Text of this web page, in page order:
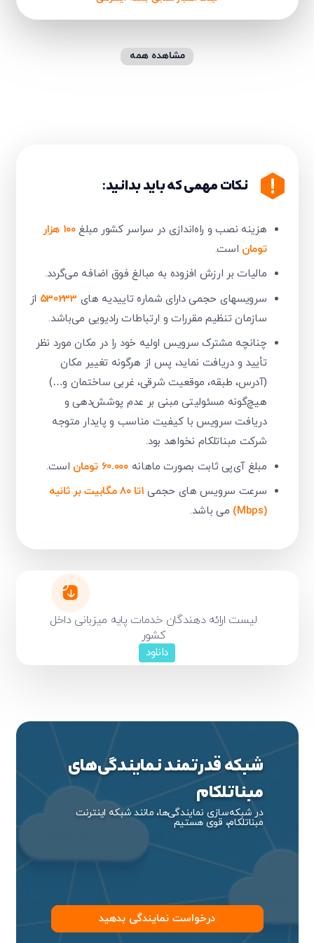
مشاهده همه
نکات مهمی که باید بدانید:
هزینه نصب و راه‌اندازی در سراسر کشور مبلغ
۱۰۰ هزار
تومان است.
مالیات بر ارزش افزوده به مبالغ فوق اضافه می‌گردد.​
سرویسهای حجمی دارای شماره تاییدیه های ۵30233 از
سازمان تنظیم مقررات و ارتباطات رادیویی می‌باشد.
چنانچه مشترک سرویس اولیه خود را در مکان مورد نظر
تأیید و دریافت نماید، پس از هرگونه تغییر مکان
(آدرس، طبقه، موقعیت شرقی، غربی ساختمان و…)
هیچ‌گونه مسئولیتی مبنی بر عدم پوشش‌دهی و
دریافت سرویس با کیفیت مناسب و پایدار متوجه
شرکت مبناتلکام نخواهد بود.
مبلغ آی‌پی ثابت بصورت ماهانه60.۰۰۰ تومان
است.
سرعت سرویس های حجمی
۱تا ۸۰ مگابیت بر ثانیه
(Mbps)
می باشد.
لیست ارائه دهندگان خدمات پایه میزبانی داخل
کشور
دانلود
شبکه قدرتمند نمایندگی‌های
مبناتلکام
در شبکه‌سازی نمایندگی‌ها، مانند شبکه اینترنت
مبناتلکام، قوی هستیم
درخواست نمایندگی بدهید
تایید کد
کد ارسال شده را وارد کنید